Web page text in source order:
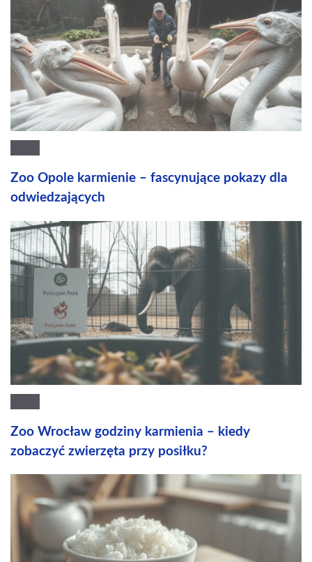
Zoo Opole karmienie – fascynujące pokazy dla
odwiedzających
Zoo Wrocław godziny karmienia – kiedy
zobaczyć zwierzęta przy posiłku?